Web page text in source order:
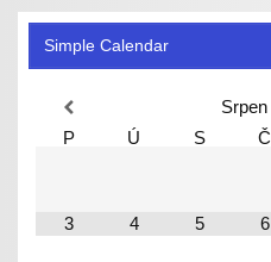
Simple Calendar
Srpen
P
Ú S Č
3 4 5 6